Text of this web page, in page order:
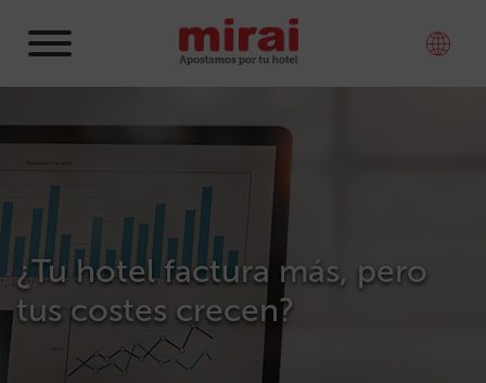
¿Tu hotel factura más, pero
tus costes crecen?